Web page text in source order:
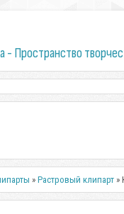
- Пространство
»Растровый клипарт »